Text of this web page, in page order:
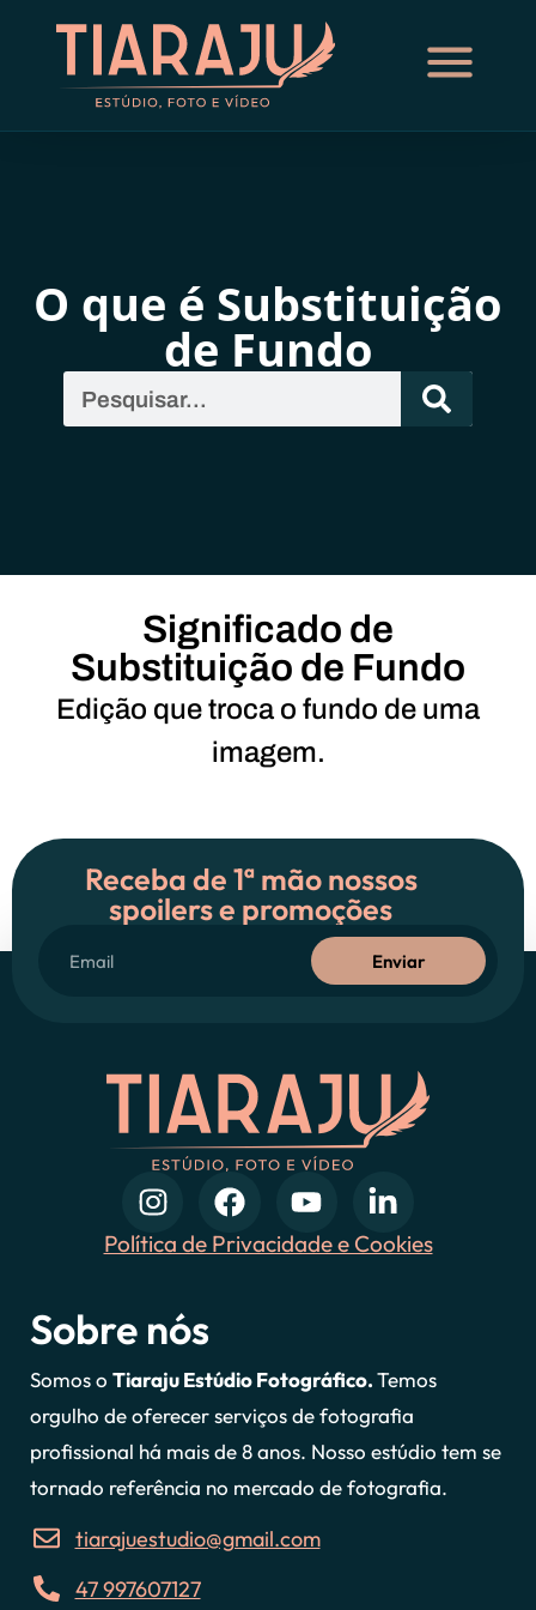
O que é Substituição
de Fundo
Significado de
Substituição de Fundo
Edição que troca o fundo de uma
imagem.
Receba de 1ª mão nossos
spoilers e promoções
Enviar
Política de Privacidade e Cookies
Sobre nós
Somos o Tiaraju Estúdio Fotográfico.Temos
orgulho de oferecer serviços de fotografia
profissional há mais de 8 anos. Nosso estúdio tem se
tornado referência no mercado de fotografia.
tiarajuestudio@gmail.com
47 997607127